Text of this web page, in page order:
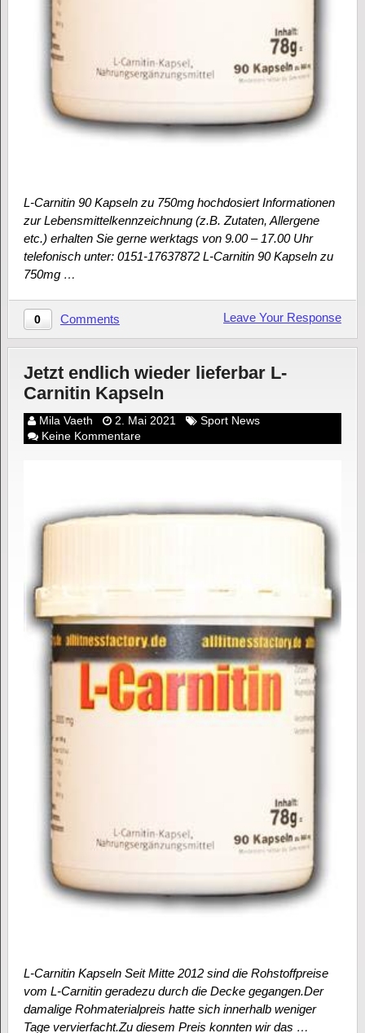
L-Carnitin 90 Kapseln zu 750mg hochdosiert Informationen
zur Lebensmittelkennzeichnung (z.B. Zutaten, Allergene
etc.) erhalten Sie gerne werktags von 9.00 – 17.00 Uhr
telefonisch unter: 0151-17637872 L-Carnitin 90 Kapseln zu
750mg …
0 Comments Leave Your Response
Jetzt endlich wieder lieferbar L-
Carnitin Kapseln
Mila Vaeth 2. Mai 2021
Sport News
Keine Kommentare
L-Carnitin Kapseln Seit Mitte 2012 sind die Rohstoffpreise
vom L-Carnitin geradezu durch die Decke gegangen.Der
damalige Rohmaterialpreis hatte sich innerhalb weniger
Tage vervierfacht.Zu diesem Preis konnten wir das …